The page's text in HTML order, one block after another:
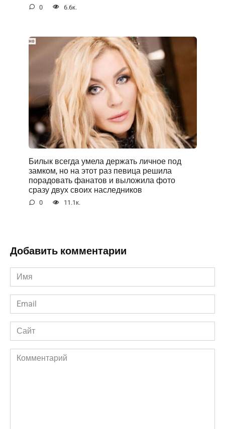
0 6.6к.
Билык всегда умела держать личное под
замком, но на этот раз певица решила
порадовать фанатов и выложила фото
сразу двух своих наследников
0 11.1к.
Добавить комментарии
Имя
*
Email
*
Сайт
Комментарий